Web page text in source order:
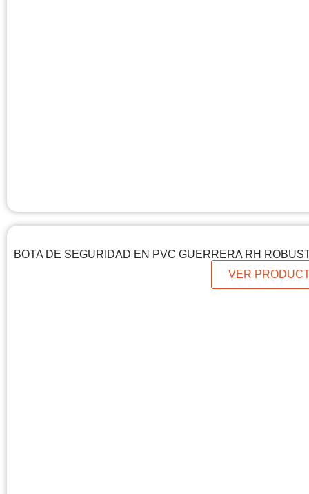
BOTA DE SEGURIDAD EN PVC GUERRERA RH
VER